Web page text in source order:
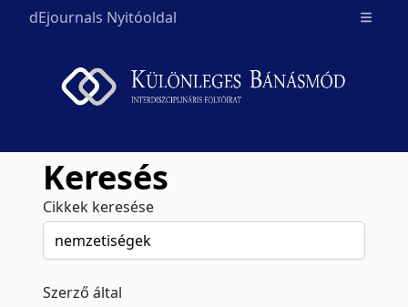
dEjournals Nyitóoldal Open
Keresés
Cikkek keresése
Szerző által